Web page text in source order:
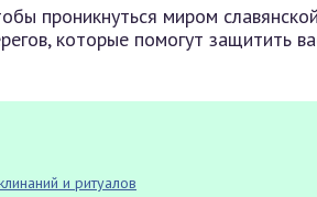
проникнуться миром
которые помогут защитить
и ритуалов